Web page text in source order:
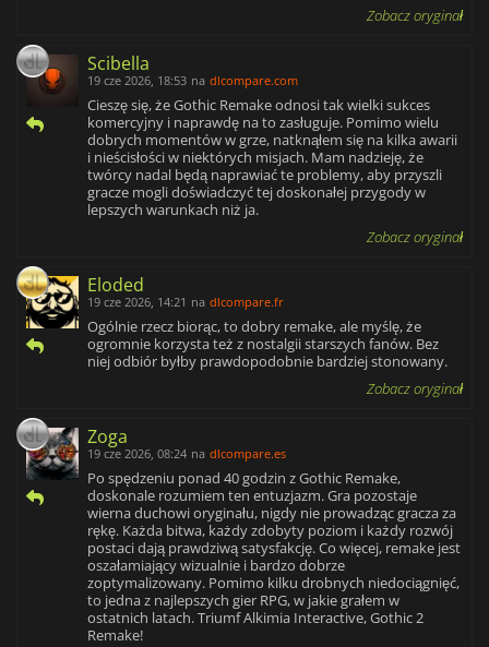
Zobacz oryginał
Scibella
19 cze 2026, 18:53 na dlcompare.com
Cieszę się, że Gothic Remake odnosi tak wielki sukces
komercyjny i naprawdę na to zasługuje. Pomimo wielu
dobrych momentów w grze, natknąłem się na kilka awarii
i nieścisłości w niektórych misjach. Mam nadzieję, że
twórcy nadal będą naprawiać te problemy, aby przyszli
gracze mogli doświadczyć tej doskonałej przygody w
lepszych warunkach niż ja.
Zobacz oryginał
Eloded
19 cze 2026, 14:21 na dlcompare.fr
Ogólnie rzecz biorąc, to dobry remake, ale myślę, że
ogromnie korzysta też z nostalgii starszych fanów. Bez
niej odbiór byłby prawdopodobnie bardziej stonowany.
Zobacz oryginał
Zoga
19 cze 2026, 08:24 na dlcompare.es
Po spędzeniu ponad 40 godzin z Gothic Remake,
doskonale rozumiem ten entuzjazm. Gra pozostaje
wierna duchowi oryginału, nigdy nie prowadząc gracza za
rękę. Każda bitwa, każdy zdobyty poziom i każdy rozwój
postaci dają prawdziwą satysfakcję. Co więcej, remake jest
oszałamiający wizualnie i bardzo dobrze
zoptymalizowany. Pomimo kilku drobnych niedociągnięć,
to jedna z najlepszych gier RPG, w jakie grałem w
ostatnich latach. Triumf Alkimia Interactive, Gothic 2
Remake!